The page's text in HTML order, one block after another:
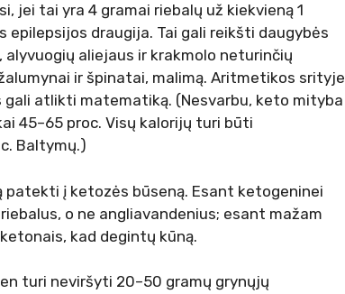
jei tai yra 4 gramai riebalų už kiekvieną 1
draugija. Tai gali reikšti daugybės
aliejaus ir krakmolo neturinčių
ir špinatai, malimą. Aritmetikos srityje
atlikti matematiką. (Nesvarbu, keto mityba
45–65 proc. Visų kalorijų turi būti
Baltymų.)
į ketozės būseną. Esant ketogeninei
o ne angliavandenius; esant mažam
kad degintų kūną.
turi neviršyti 20–50 gramų grynųjų